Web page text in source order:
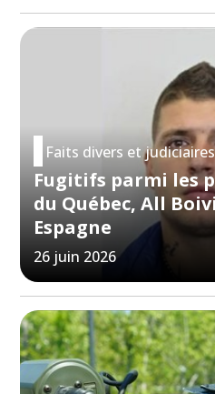
Faits divers et judiciaires
Fugitifs parmi les
du Québec, All
Espagne
26 juin 2026